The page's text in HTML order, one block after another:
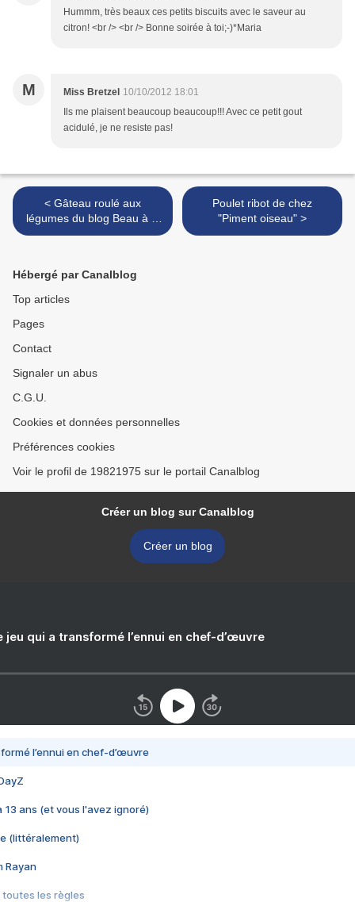
Hummm, très beaux ces petits biscuits avec le saveur au
citron! <br /> <br /> Bonne soirée à toi;-)*Maria
M Miss Bretzel 10/10/2012 18:01
Ils me plaisent beaucoup beaucoup!!! Avec ce petit gout
acidulé, je ne resiste pas!
< Gâteau roulé aux
légumes du blog Beau à la
louche
Poulet ribot de chez
"Piment oiseau" >
Hébergé par Canalblog
Top articles
Pages
Contact
Signaler un abus
C.G.U.
Cookies et données personnelles
Préférences cookies
Voir le profil de 19821975 sur le portail Canalblog
Créer un blog sur Canalblog
Créer un blog
jeu qui a transformé l’ennui en chef-d’œuvre
l’ennui en chef-d’œuvre
13 ans (et vous l'avez ignoré)
(littéralement)
Rayan
toutes les règles